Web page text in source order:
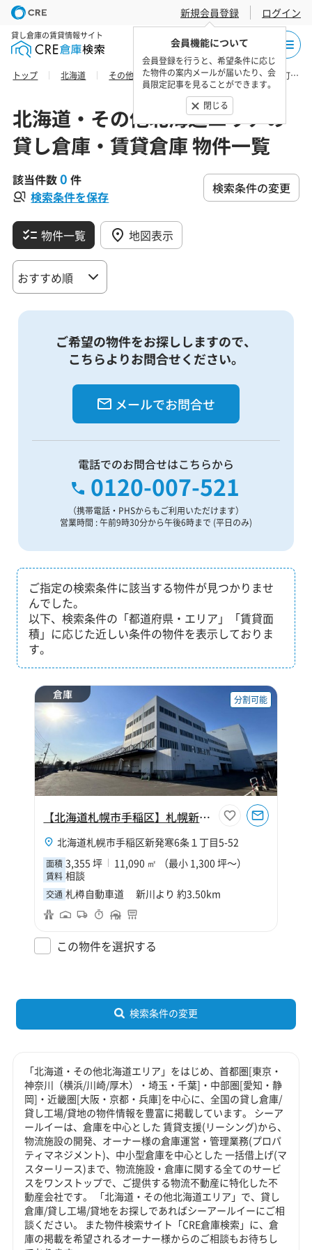
新規会員登録
会員機能について
会員登録を行うと、希望条件に応じ
た物件の案内メールが届いたり、会
員限定記事を見ることができます。
閉じる
ログイン
貸し倉庫の賃貸情報サイト
トップ 北海道 その他北海道エリア 十勝総合振興局芽室町の貸し倉庫・賃貸倉庫 物件一覧
北海道・その他北海道エリアの
貸し倉庫・賃貸倉庫 物件一覧
該当件数0 件
検索条件を保存
検索条件の変更
物件一覧 地図表示
ご希望の物件をお探ししますので、
こちらよりお問合せください。
メールでお問合せ
電話でのお問合せはこちらから
0120-007-521
（携帯電話・PHSからもご利用いただけます）
営業時間 : 午前9時30分から午後6時まで (平日のみ)
ご指定の検索条件に該当する物件が見つかりませ
んでした。
以下、検索条件の「都道府県・エリア」「賃貸面
積」に応じた近しい条件の物件を表示しておりま
す。
倉庫 分割可能
【北海道札幌市手稲区】札幌新発寒物流センター
北海道札幌市手稲区新発寒6条１丁目5-52
面積 3,355 坪 11,090 ㎡ （最小 1,300 坪～）
賃料 相談
交通 札樽自動車道 新川より 約3.50km
この物件を選択する
検索条件の変更
「北海道・その他北海道エリア」をはじめ、首都圏[東京・
神奈川（横浜/川崎/厚木）・埼玉・千葉]・中部圏[愛知・静
岡]・近畿圏[大阪・京都・兵庫]を中心に、全国の貸し倉庫/
貸し工場/貸地の物件情報を豊富に掲載しています。 シーア
ールイーは、倉庫を中心とした 賃貸支援(リーシング)から、
物流施設の開発、オーナー様の倉庫運営・管理業務(プロパ
ティマネジメント)、中小型倉庫を中心とした 一括借上げ(マ
スターリース)まで、物流施設・倉庫に関する全てのサービ
スをワンストップで、ご提供する物流不動産に特化した不
動産会社です。 「北海道・その他北海道エリア」で、貸し
倉庫/貸し工場/貸地をお探しであればシーアールイーにご相
談ください。 また物件検索サイト「CRE倉庫検索」に、倉
庫の掲載を希望されるオーナー様からのご相談もお待ちし